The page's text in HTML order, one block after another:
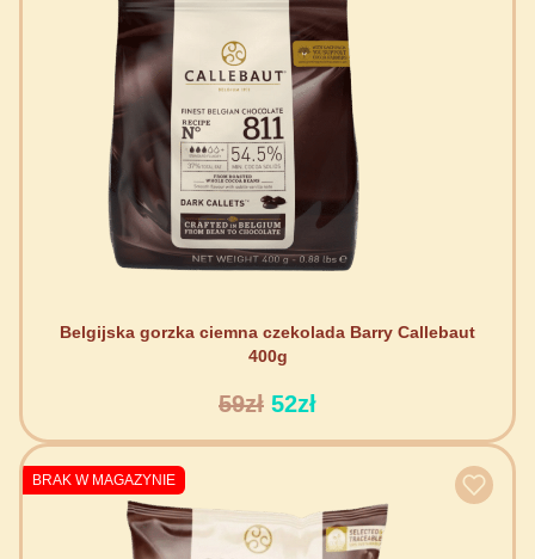
Belgijska gorzka ciemna czekolada Barry Callebaut
400g
59zł 52zł
BRAK W MAGAZYNIE